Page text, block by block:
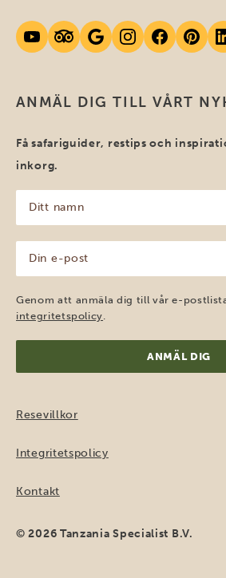
ANMÄL DIG TILL VÅRT
Få safariguider, restips och
inkorg.
namn
(Obligatoriskt)
post
(Obligatoriskt)
Genom att anmäla dig till vår e-
integritetspolicy
Resevillkor
Integritetspolicy
Kontakt
© 2026 Tanzania Specialist B.V.